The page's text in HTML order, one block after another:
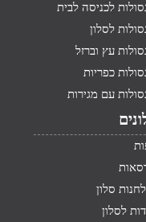
לכניסה לבית
לסלון
עץ וברזל
כפריות
עם מגירות
סלון
לסלון